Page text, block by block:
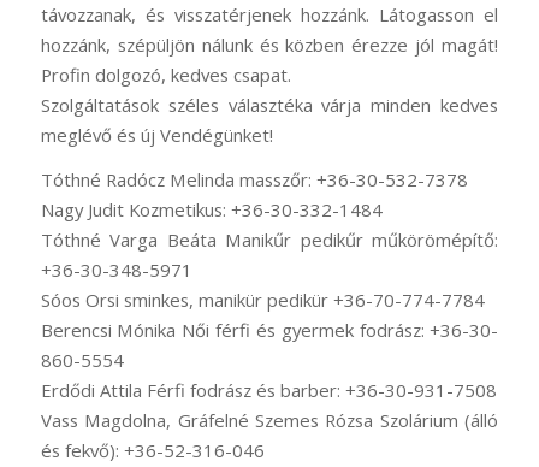
távozzanak, és visszatérjenek hozzánk. Látogasson el
hozzánk, szépüljön nálunk és közben érezze jól magát!
Profin dolgozó, kedves csapat.
Szolgáltatások széles választéka várja minden kedves
meglévő és új Vendégünket!
Tóthné Radócz Melinda masszőr: +36-30-532-7378
Nagy Judit Kozmetikus: +36-30-332-1484
Tóthné Varga Beáta Manikűr pedikűr műkörömépítő:
+36-30-348-5971
Sóos Orsi sminkes, manikür pedikür +36-70-774-7784
Berencsi Mónika Női férfi és gyermek fodrász: +36-30-
860-5554
Erdődi Attila Férfi fodrász és barber: +36-30-931-7508
Vass Magdolna, Gráfelné Szemes Rózsa Szolárium (álló
és fekvő): +36-52-316-046